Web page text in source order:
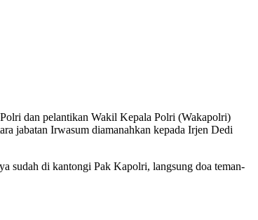
dan pelantikan Wakil Kepala Polri (Wakapolri)
jabatan Irwasum diamanahkan kepada Irjen Dedi
sudah di kantongi Pak Kapolri, langsung doa teman-